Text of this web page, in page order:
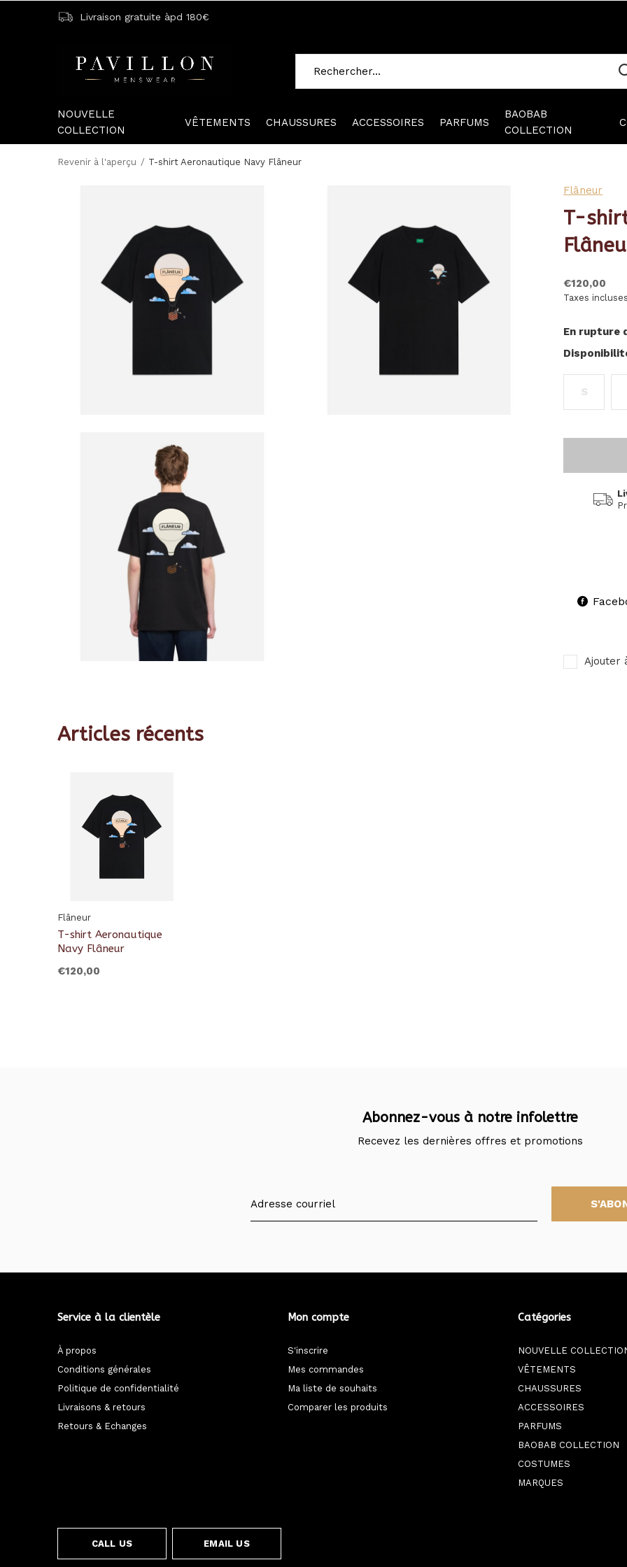
NOUVELLE
COLLECTION
VÊTEMENTS CHAUSSURES ACCESSOIRES PARFUMS
BAOBAB
COLLECTION
Livraison gratuite àpd 180€
Revenir à l'aperçu T-shirt Aeronautique Navy Flâneur
Flâneur
T-
€120,00
Taxes
En rupture
S
Ajouter
Articles récents
Flâneur
T-shirt Aeronautique
Navy Flâneur
€120,00
Abonnez-vous à notre infolettre
Recevez les dernières offres et promotions
Service à la clientèle
À propos
Conditions générales
Politique de confidentialité
Livraisons & retours
Retours & Echanges
Mon compte
S'inscrire
Mes commandes
Ma liste de souhaits
Comparer les produits
Catégories
NOUVELLE
VÊTEMENTS
CHAUSSURES
ACCESSOIRES
PARFUMS
BAOBAB COLLECTION
COSTUMES
MARQUES
CALL US EMAIL US